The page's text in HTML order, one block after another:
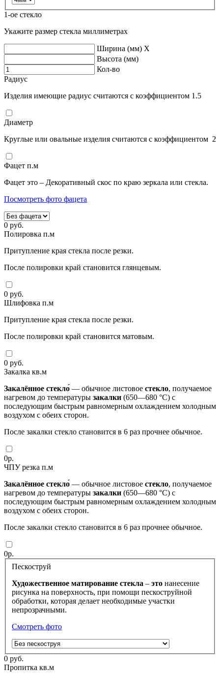
1-ое стекло
Укажите размер стекла миллиметрах
Ширина (мм) X
Высота (мм)
Кол-во
Радиус
Изделия имеющие радиус считаются с коэффициентом 1.5
Диаметр
Круглые или овальные изделия считаются с коэффициентом 2
Фацет п.м
Фацет это – Декоративный скос по краю зеркала или стекла.
Посмотреть фото фацета
0 руб.
Полировка п.м
Притупление края стекла после резки.
После полировки край становится глянцевым.
0 руб.
Шлифовка п.м
Притупление края стекла после резки.
После полировки край становится матовым.
0 руб.
Закалка кв.м
Закалённое стекло́ — обычное листовое стекло, получаемое
нагревом до температуры закалки (650—680 °C) с
последующим быстрым равномерным охлаждением холодным
воздухом с обеих сторон.
После закалки стекло становится в 6 раз прочнее обычное.
0р.
ЧПУ резка п.м
Закалённое стекло́ — обычное листовое стекло, получаемое
нагревом до температуры закалки (650—680 °C) с
последующим быстрым равномерным охлаждением холодным
воздухом с обеих сторон.
После закалки стекло становится в 6 раз прочнее обычное.
0р.
Пескоструй
Художественное матирование стекла – это нанесение
рисунка на поверхность, при помощи пескоструйной
обработки, которая делает необходимые участки
непрозрачными.
Смотреть фото
0 руб.
Пропитка кв.м